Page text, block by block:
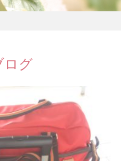
ログ